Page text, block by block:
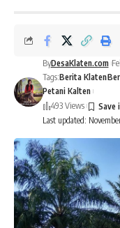
Last updated:
ByDesaKlaten.com
Tags:Berita Klaten
Petani Kalten
493 Views